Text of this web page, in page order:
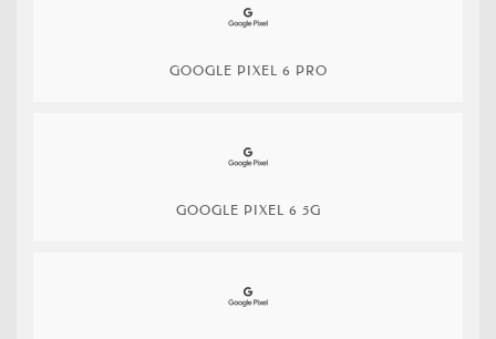
GOOGLE PIXEL 6 PRO
GOOGLE PIXEL 6 5G